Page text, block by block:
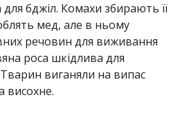
бджіл. Комахи збирають її
мед, але в ньому
речовин для виживання
роса шкідлива для
виганяли на випас
висохне.